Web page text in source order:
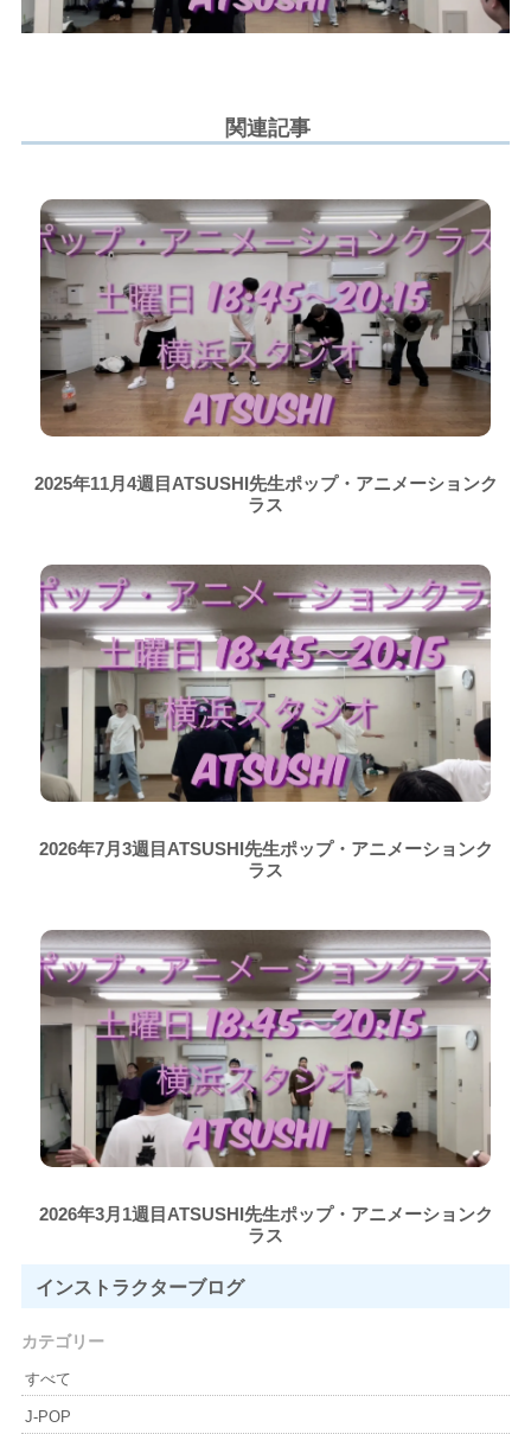
関連記事
2025年11月4週目ATSUSHI先生ポップ・アニメーションク
ラス
2026年7月3週目ATSUSHI先生ポップ・アニメーションク
ラス
2026年3月1週目ATSUSHI先生ポップ・アニメーションク
ラス
インストラクターブログ
カテゴリー
すべて
J-POP